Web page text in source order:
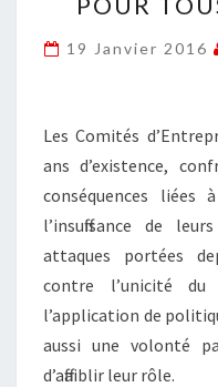
19 Janvier 2016
Les Comités
ans d’existence,
conséquences
l’insuffisance de
attaques portées
contre l’unicité
l’application de
aussi une volonté
d’affaiblir leur rôle.